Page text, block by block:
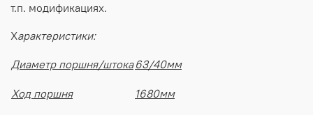
т.п. модификациях.
Характеристики:
Диаметр поршня/штока 63/40мм
Ход поршня 1680мм